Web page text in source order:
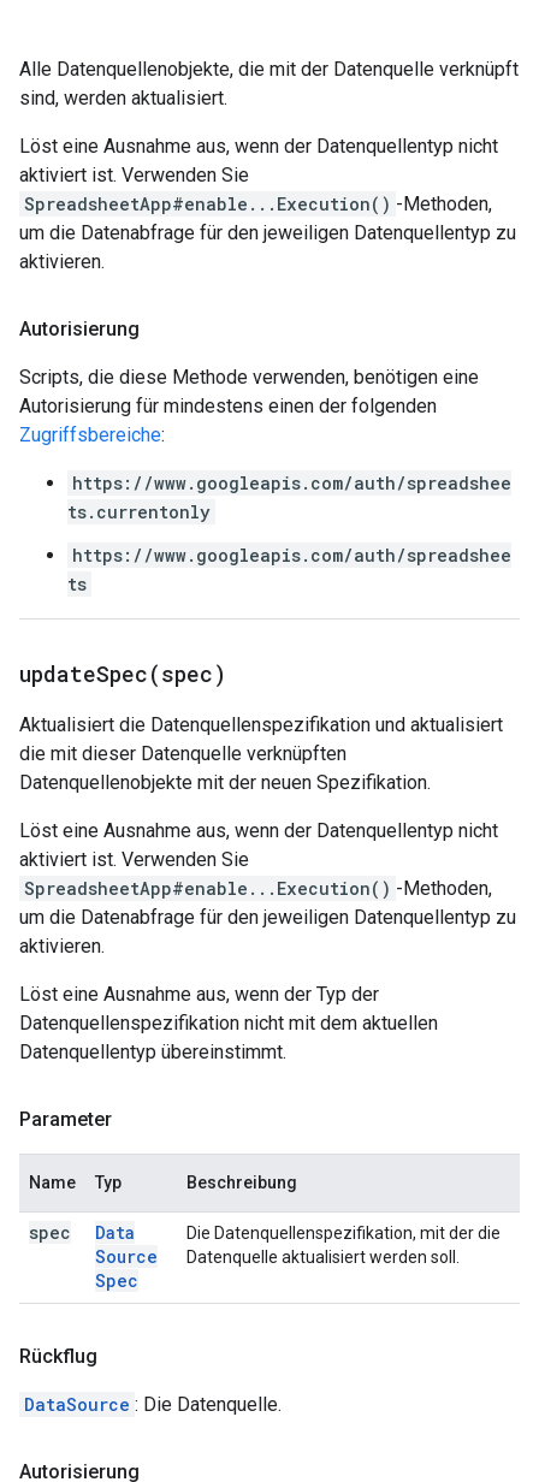
Alle Datenquellenobjekte, die mit der Datenquelle verknüpft
sind, werden aktualisiert.
Löst eine Ausnahme aus, wenn der Datenquellentyp nicht
aktiviert ist. Verwenden Sie
SpreadsheetApp#enable...Execution() -Methoden,
um die Datenabfrage für den jeweiligen Datenquellentyp zu
aktivieren.
Autorisierung
Scripts, die diese Methode verwenden, benötigen eine
Autorisierung für mindestens einen der folgenden
Zugriffsbereiche:
https://www.googleapis.com/auth/spreadshee
ts.currentonly
https://www.googleapis.com/auth/spreadshee
ts
updateSpec(spec)
Aktualisiert die Datenquellenspezifikation und aktualisiert
die mit dieser Datenquelle verknüpften
Datenquellenobjekte mit der neuen Spezifikation.
Löst eine Ausnahme aus, wenn der Datenquellentyp nicht
aktiviert ist. Verwenden Sie
SpreadsheetApp#enable...Execution() -Methoden,
um die Datenabfrage für den jeweiligen Datenquellentyp zu
aktivieren.
Löst eine Ausnahme aus, wenn der Typ der
Datenquellenspezifikation nicht mit dem aktuellen
Datenquellentyp übereinstimmt.
Parameter
Name Typ Beschreibung
spec
Data
Source
Spec
Die Datenquellenspezifikation, mit der die
Datenquelle aktualisiert werden soll.
Rückflug
DataSource : Die Datenquelle.
Autorisierung